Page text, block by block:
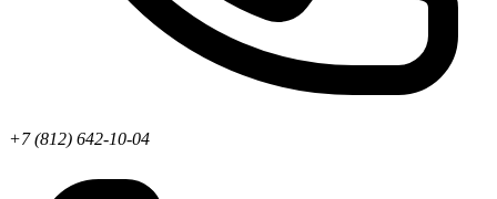
+7 (812) 642-10-04